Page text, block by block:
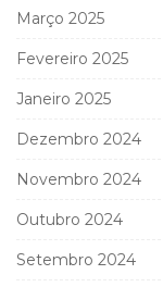
Março 2025
Fevereiro 2025
Janeiro 2025
Dezembro 2024
Novembro 2024
Outubro 2024
Setembro 2024